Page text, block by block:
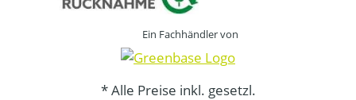
Ein Fachhändler von
* Alle Preise inkl. gesetzl.